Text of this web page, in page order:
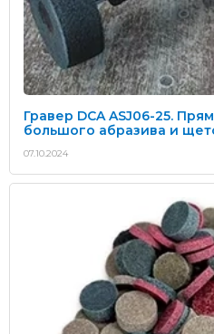
Гравер DCA ASJ06-25.
большого абразива и
07.10.2024